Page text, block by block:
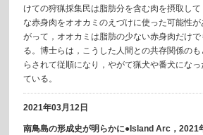
けての狩猟採集民は脂肪分を含む肉を摂取し
な赤身肉をオオカミのえづけに使った可能性
がって，オオカミは脂肪の少ない赤身肉だけ
る。博士らは，こうした人間との共存関係の
らされて従順になり，やがて猟犬や番犬にな
ている。
2021年03月12日
南鳥島の形成史が明らかに●Island Arc，2021